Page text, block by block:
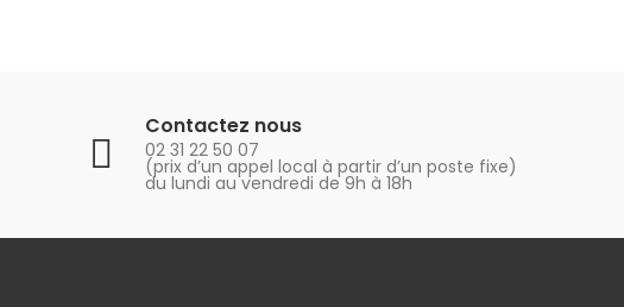
Contactez nous
02 31 22 50 07
(prix d’un appel local à partir d’un poste fixe)
du lundi au vendredi de 9h à 18h